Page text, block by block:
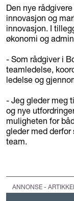
Den nye
innovasjon og
innovasjon. I
økonomi og
- Som rådgiver i
teamledelse,
ledelse og
- Jeg gleder meg
og nye
muligheten for
gleder med
team.
ANNONSE -